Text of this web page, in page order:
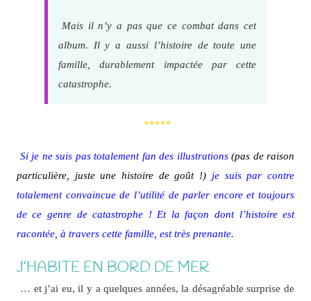
Mais il n’y a pas que ce combat dans cet
album. Il y a aussi l’histoire de toute une
famille, durablement impactée par cette
catastrophe.
*****
Si je ne suis pas totalement fan des illustrations(pas de raison
particulière, juste une histoire de goût !) je suis par contre
totalement convaincue de l’utilité de parler encore et toujours
de ce genre de catastrophe ! Et la façon dont l’histoire est
racontée, à travers cette famille, est très prenante.
J’HABITE EN BORD DE MER
… et j’ai eu, il y a quelques années, la désagréable surprise de